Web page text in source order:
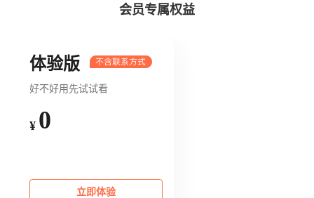
会员专属权益
体验版
好不好用先试试看
¥ 0
立即体验